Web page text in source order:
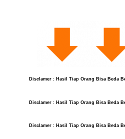
Disclamer : Hasil Tiap Orang Bisa Beda
Disclamer : Hasil Tiap Orang Bisa Beda
Disclamer : Hasil Tiap Orang Bisa Beda